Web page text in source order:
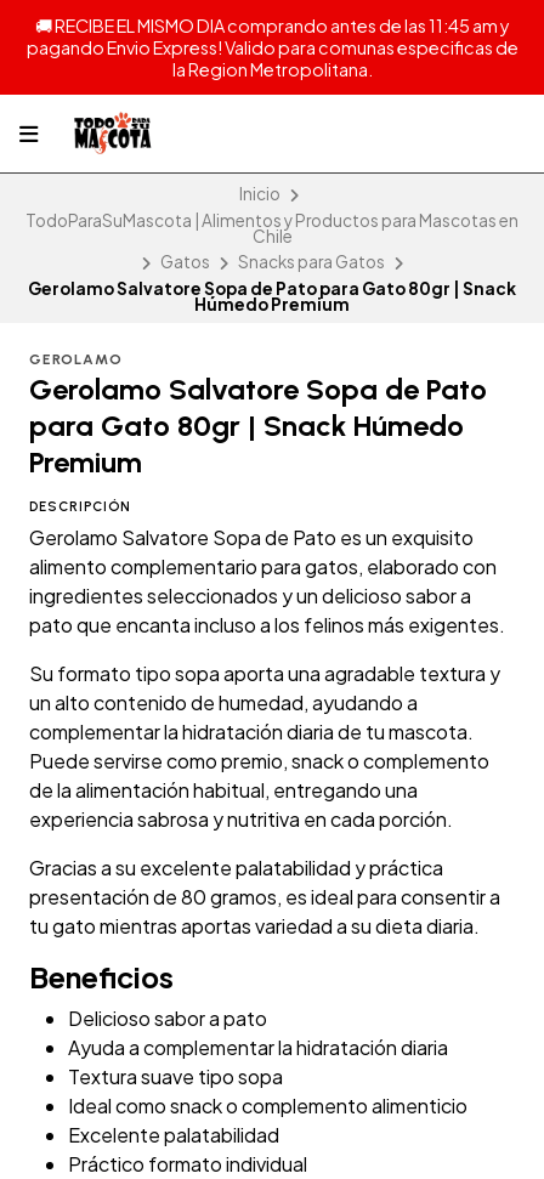
🚚 RECIBE EL MISMO DIA comprando antes de las 11:45 am y
pagando Envio Express! Valido para comunas especificas de
la Region Metropolitana.
Inicio
TodoParaSuMascota | Alimentos y Productos para Mascotas en
Chile
Gatos
Snacks para Gatos
Gerolamo Salvatore Sopa de Pato para Gato 80gr | Snack
Húmedo Premium
GEROLAMO
Gerolamo Salvatore Sopa de Pato
para Gato 80gr | Snack Húmedo
Premium
DESCRIPCIÓN
Gerolamo Salvatore Sopa de Pato es un exquisito
alimento complementario para gatos, elaborado con
ingredientes seleccionados y un delicioso sabor a
pato que encanta incluso a los felinos más exigentes.
Su formato tipo sopa aporta una agradable textura y
un alto contenido de humedad, ayudando a
complementar la hidratación diaria de tu mascota.
Puede servirse como premio, snack o complemento
de la alimentación habitual, entregando una
experiencia sabrosa y nutritiva en cada porción.
Gracias a su excelente palatabilidad y práctica
presentación de 80 gramos, es ideal para consentir a
tu gato mientras aportas variedad a su dieta diaria.
Beneficios
Delicioso sabor a pato
Ayuda a complementar la hidratación diaria
Textura suave tipo sopa
Ideal como snack o complemento alimenticio
Excelente palatabilidad
Práctico formato individual